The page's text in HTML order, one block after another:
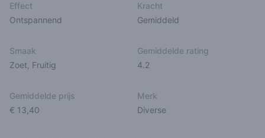
Effect
Ontspannend
Kracht
Gemiddeld
Smaak
Zoet Fruitig
Gemiddelde rating
4.2
Gemiddelde prijs
€ 13,40
Merk
Diverse